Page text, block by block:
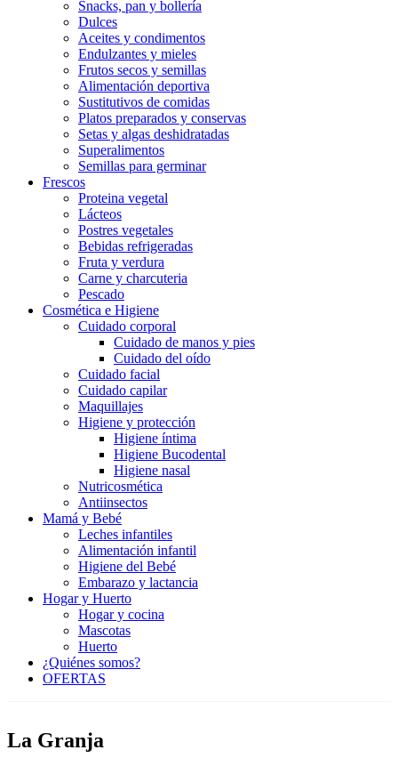
Snacks, pan y bollería
Dulces
Aceites y condimentos
Endulzantes y mieles
Frutos secos y semillas
Alimentación deportiva
Sustitutivos de comidas
Platos preparados y conservas
Setas y algas deshidratadas
Superalimentos
Semillas para germinar
Frescos
Proteina vegetal
Lácteos
Postres vegetales
Bebidas refrigeradas
Fruta y verdura
Carne y charcuteria
Pescado
Cosmética e Higiene
Cuidado corporal
Cuidado de manos y pies
Cuidado del oído
Cuidado facial
Cuidado capilar
Maquillajes
Higiene y protección
Higiene íntima
Higiene Bucodental
Higiene nasal
Nutricosmética
Antiinsectos
Mamá y Bebé
Leches infantiles
Alimentación infantil
Higiene del Bebé
Embarazo y lactancia
Hogar y Huerto
Hogar y cocina
Mascotas
Huerto
¿Quiénes somos?
OFERTAS
La Granja